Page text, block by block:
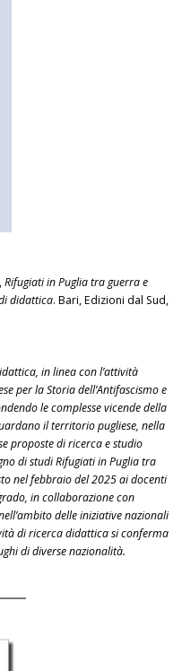
Rifugiati in Puglia tra guerra e
didattica. Bari, Edizioni dal Sud,
in linea con l’attività
per la Storia dell’Antifascismo e
le complesse vicende della
il territorio pugliese, nella
proposte di ricerca e studio
di studi Rifugiati in Puglia tra
nel febbraio del 2025 ai docenti
in collaborazione con
delle iniziative nazionali
di ricerca didattica si conferma
di diverse nazionalità.